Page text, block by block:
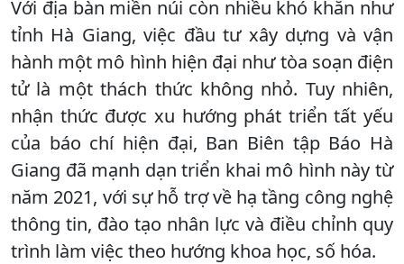
Với địa bàn miền núi còn nhiều khó khăn như
tỉnh Hà Giang, việc đầu tư xây dựng và vận
hành một mô hình hiện đại như tòa soạn điện
tử là một thách thức không nhỏ. Tuy nhiên,
nhận thức được xu hướng phát triển tất yếu
của báo chí hiện đại, Ban Biên tập Báo Hà
Giang đã mạnh dạn triển khai mô hình này từ
năm 2021, với sự hỗ trợ về hạ tầng công nghệ
thông tin, đào tạo nhân lực và điều chỉnh quy
trình làm việc theo hướng khoa học, số hóa.